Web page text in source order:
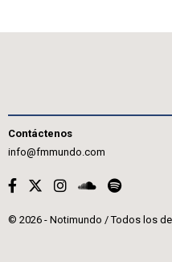
Contáctenos
info@fmmundo.com
© 2026 - Notimundo / Todos los